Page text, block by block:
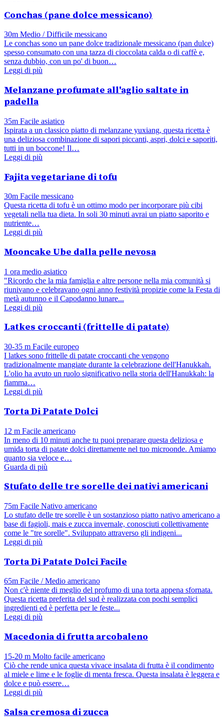
Conchas (pane dolce messicano)
30m Medio / Difficile messicano
Le conchas sono un pane dolce tradizionale messicano (pan dulce)
spesso consumato con una tazza di cioccolata calda o di caffè e,
senza dubbio, con un po' di buon…
Leggi di più
Melanzane profumate all'aglio saltate in
padella
35m Facile asiatico
Ispirata a un classico piatto di melanzane yuxiang, questa ricetta è
una deliziosa combinazione di sapori piccanti, aspri, dolci e saporiti,
tutti in un boccone! Il…
Leggi di più
Fajita vegetariane di tofu
30m Facile messicano
Questa ricetta di tofu è un ottimo modo per incorporare più cibi
vegetali nella tua dieta. In soli 30 minuti avrai un piatto saporito e
nutriente…
Leggi di più
Mooncake Ube dalla pelle nevosa
1 ora medio asiatico
"Ricordo che la mia famiglia e altre persone nella mia comunità si
riunivano e celebravano ogni anno festività propizie come la Festa di
metà autunno e il Capodanno lunare...
Leggi di più
Latkes croccanti (frittelle di patate)
30-35 m Facile europeo
I latkes sono frittelle di patate croccanti che vengono
tradizionalmente mangiate durante la celebrazione dell'Hanukkah.
L'olio ha avuto un ruolo significativo nella storia dell'Hanukkah: la
fiamma…
Leggi di più
Torta Di Patate Dolci
12 m Facile americano
In meno di 10 minuti anche tu puoi preparare questa deliziosa e
umida torta di patate dolci direttamente nel tuo microonde. Amiamo
quanto sia veloce e…
Guarda di più
Stufato delle tre sorelle dei nativi americani
75m Facile Nativo americano
Lo stufato delle tre sorelle è un sostanzioso piatto nativo americano a
base di fagioli, mais e zucca invernale, conosciuti collettivamente
come le "tre sorelle". Sviluppato attraverso gli indigeni...
Leggi di più
Torta Di Patate Dolci Facile
65m Facile / Medio americano
Non c'è niente di meglio del profumo di una torta appena sfornata.
Questa ricetta preferita del sud è realizzata con pochi semplici
ingredienti ed è perfetta per le feste...
Leggi di più
Macedonia di frutta arcobaleno
15-20 m Molto facile americano
Ciò che rende unica questa vivace insalata di frutta è il condimento
al miele e lime e le foglie di menta fresca. Questa insalata è leggera e
dolce e può essere…
Leggi di più
Salsa cremosa di zucca